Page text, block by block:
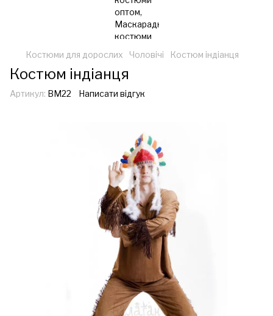
Костюми для дорослих Чоловічі Костюм індіанця
Костюм індіанця
Артикул: ВМ22 Написати відгук